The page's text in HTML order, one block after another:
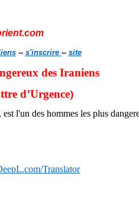
-- s'inscrire -- site
des Iraniens
d’Urgence)
est l'un des hommes les plus
Translator